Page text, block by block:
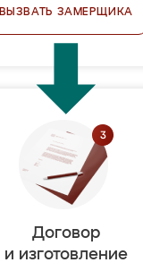
ВЫЗВАТЬ ЗАМЕРЩИКА
Договор
и изготовление